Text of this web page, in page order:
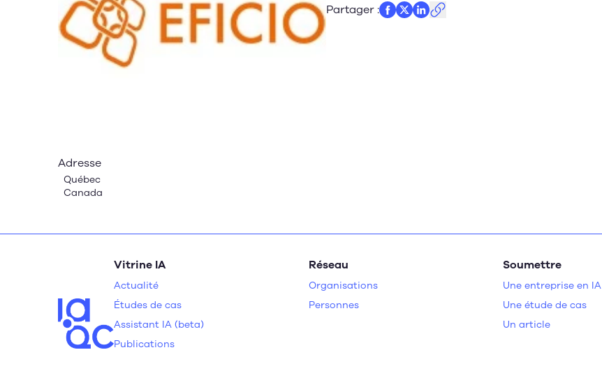
Partager :
Adresse
Québec
Canada
Vitrine IA
Actualité
Études de cas
Assistant IA (beta)
Publications
Réseau
Organisations
Personnes
Soumettre
Une entreprise en IA
Une étude de cas
Un article